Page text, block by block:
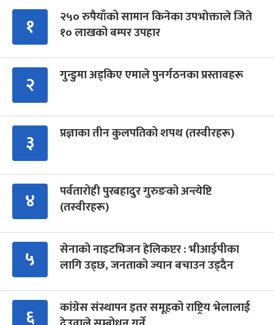
१
२५० रुपैयाँको सामान किनेका उपभोक्ताले जिते
१० लाखको बम्पर उपहार
२ गुन्डुमा अड्किए एमाले पुनर्गठनका प्रस्तावहरू
३ प्रज्ञाका तीन कुलपतिको शपथ (तस्वीरहरू)
४
पर्वतारोही पुरबहादुर गुरुङको अन्त्येष्टि
(तस्वीरहरू)
५
सेनाको नाइटभिजन हेलिकप्टर : भीआईपीका
लागि उड्छ, जनताको ज्यान बचाउन उड्दैन
६
कांग्रेस संस्थापन इतर समूहको राष्ट्रिय भेलालाई